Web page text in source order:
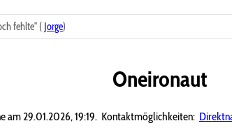
fehlte" ( Jorge)
Oneironaut
29.01.2026, 19:19. Kontaktmöglichkeiten: